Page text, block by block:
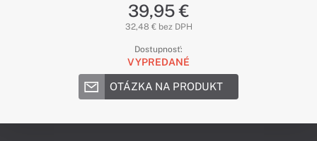
39,95 €
32,48 € bez DPH
Dostupnosť:
VYPREDANÉ
OTÁZKA NA PRODUKT